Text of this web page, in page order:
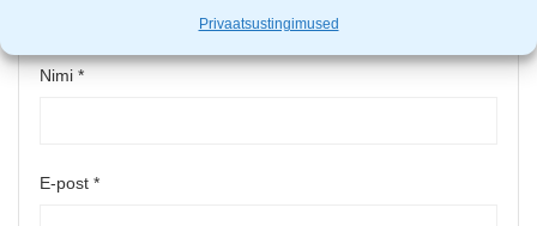
Privaatsustingimused
Nimi *
E-post *